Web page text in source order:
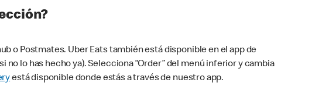
o Postmates. Uber Eats también está disponible en el app de
no lo has hecho ya). Selecciona “Order” del menú inferior y cambia
está disponible donde estás a través de nuestro app.